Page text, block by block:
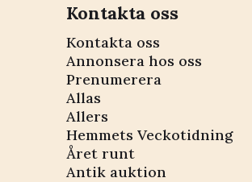
Kontakta oss
Kontakta oss
Annonsera hos oss
Prenumerera
Allas
Allers
Hemmets Veckotidning
Året runt
Antik auktion